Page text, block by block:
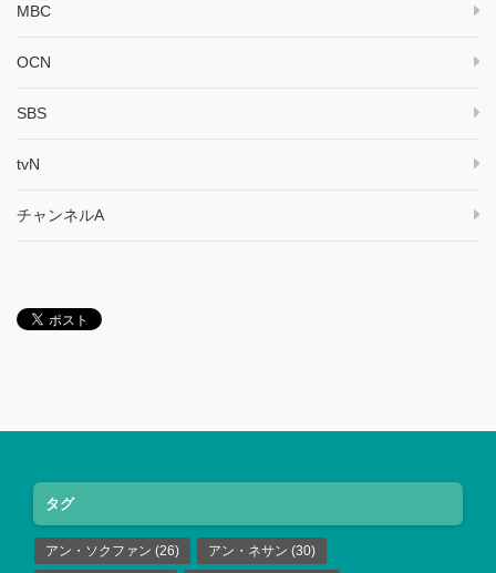
MBC
OCN
SBS
tvN
チャンネルA
タグ
アン・ソクファン (26) アン・ネサン (30)